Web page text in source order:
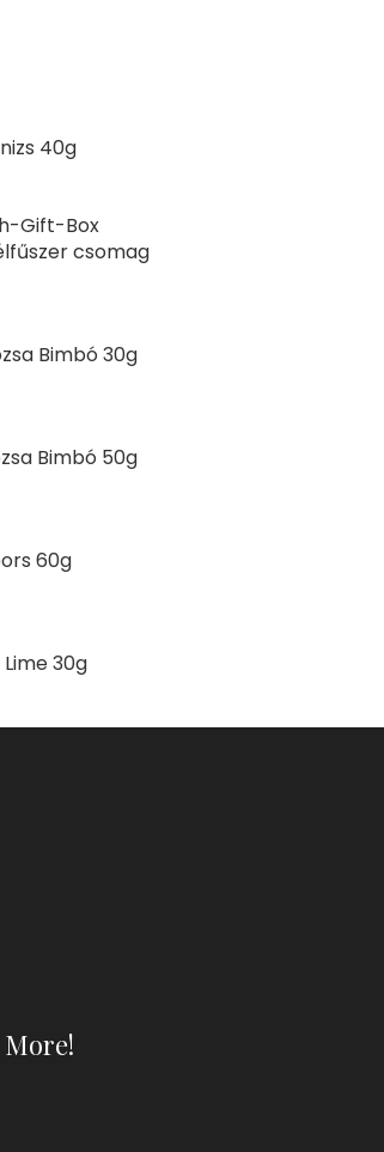
40g
csomag
Bimbó 30g
Bimbó 50g
60g
30g